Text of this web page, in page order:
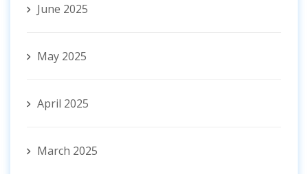
June 2025
May 2025
April 2025
March 2025